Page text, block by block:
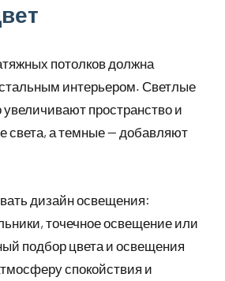
потолков должна
интерьером. Светлые
увеличивают пространство и
света, а темные — добавляют
дизайн освещения:
точечное освещение или
подбор цвета и освещения
спокойствия и